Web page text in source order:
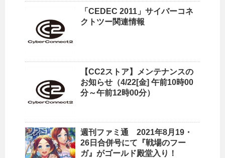
「CEDEC 2011」サイバーコネ
クトツー関連情報
【CC2ストア】メンテナンスの
お知らせ（4/22[金] 午前10時00
分～午前12時00分）
週刊ファミ通 2021年8月19・
26日合併号にて『戦場のフー
ガ』がゴールド殿堂入り！